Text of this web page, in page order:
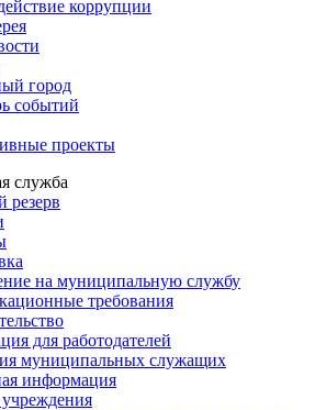
коррупции
город
событий
проекты
служба
резерв
на муниципальную службу
требования
для работодателей
муниципальных служащих
информация